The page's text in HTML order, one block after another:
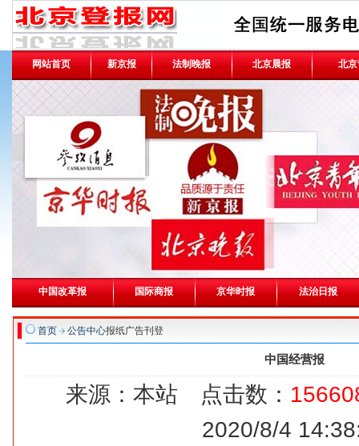
网站首页 新京报 法制晚报 北京晨报 北京
中国改革报 国际商报 京华时报 法治日报
首页 公告中心报纸广告刊登
中国经营报
来源：本站 点击数：
2020/8/4